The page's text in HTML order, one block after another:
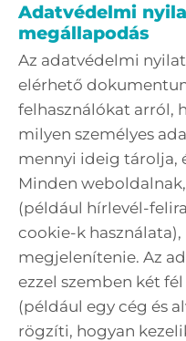
Adatvédelmi
megállapodás
Az adatvédelmi
elérhető
felhasználókat arról,
milyen személyes
mennyi ideig tárolja,
Minden
(például hírlevél-
cookie-k
megjelenítenie. Az
ezzel szemben két
(például egy cég és
rögzíti, hogyan